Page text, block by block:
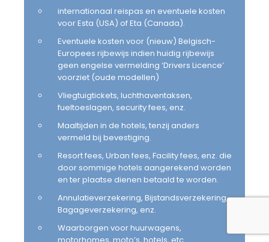
internationaal reispas en eventuele kosten
voor Esta (USA) of Eta (Canada).
Eventuele kosten voor (nieuw) Belgisch-
Europees rijbewijs indien huidig rijbewijs
geen engelse vermelding ‘Drivers Licence’
voorziet (oude modellen)
Vliegtuigtickets, luchthaventaksen,
fueltoeslagen, security fees, enz.
Maaltijden in de hotels, tenzij anders
vermeld bij bevestiging.
Resort fees, Urban fees, Facility fees, enz. die
door sommige hotels aangerekend worden
en ter plaatse dienen betaald te worden.
Annulatieverzekering, Bijstandsverzekering,
Bagageverzekering, enz.
Waarborgen voor huurwagens,
motorhomes, moto’s, hotels, etc.